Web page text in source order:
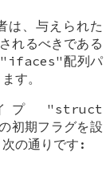
は、与えられた
れるべきである
配列パ
す。
プ "struct
期フラグを設
の通りです: